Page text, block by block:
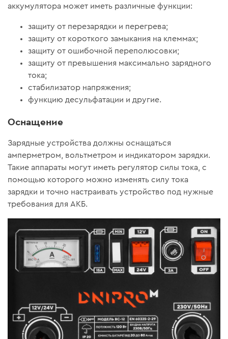
аккумулятора может иметь различные функции:
защиту от перезарядки и перегрева;
защиту от короткого замыкания на клеммах;
защиту от ошибочной переполюсовки;
защиту от превышения максимально зарядного
тока;
стабилизатор напряжения;
функцию десульфатации и другие.
Оснащение
Зарядные устройства должны оснащаться
амперметром, вольтметром и индикатором зарядки.
Такие аппараты могут иметь регулятор силы тока, с
помощью которого можно изменять силу тока
зарядки и точно настраивать устройство под нужные
требования для АКБ.